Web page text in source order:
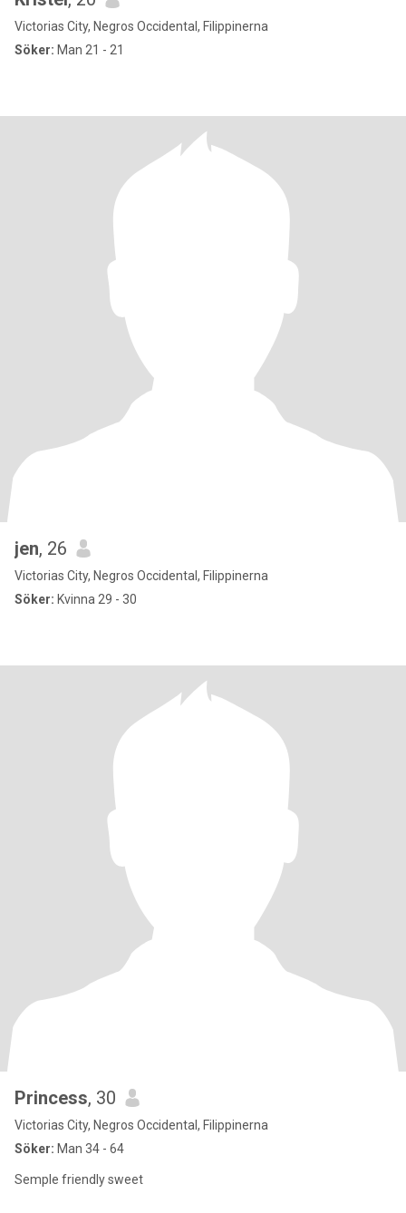
Victorias City, Negros Occidental, Filippinerna
Söker: Man 21 - 21
jen, 26
Victorias City, Negros Occidental, Filippinerna
Söker: Kvinna 29 - 30
Princess, 30
Victorias City, Negros Occidental, Filippinerna
Söker: Man 34 - 64
Semple friendly sweet